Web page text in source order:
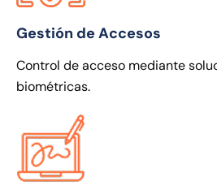
Gestión de Accesos
Control de acceso mediante
biométricas.